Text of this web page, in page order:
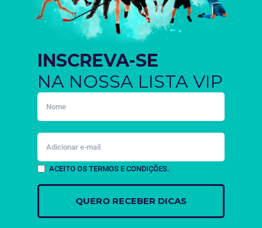
INSCREVA-SE
NA NOSSA LISTA VIP
ACEITO OS TERMOS E CONDIÇÕES.